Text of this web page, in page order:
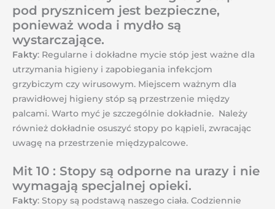
pod prysznicem jest bezpieczne,
ponieważ woda i mydło są
wystarczające.
Fakty: Regularne i dokładne mycie stóp jest ważne dla
utrzymania higieny i zapobiegania infekcjom
grzybiczym czy wirusowym. Miejscem ważnym dla
prawidłowej higieny stóp są przestrzenie między
palcami. Warto myć je szczególnie dokładnie. Należy
również dokładnie osuszyć stopy po kąpieli, zwracając
uwagę na przestrzenie międzypalcowe.
Mit 10 : Stopy są odporne na urazy i nie
wymagają specjalnej opieki.
Fakty: Stopy są podstawą naszego ciała. Codziennie